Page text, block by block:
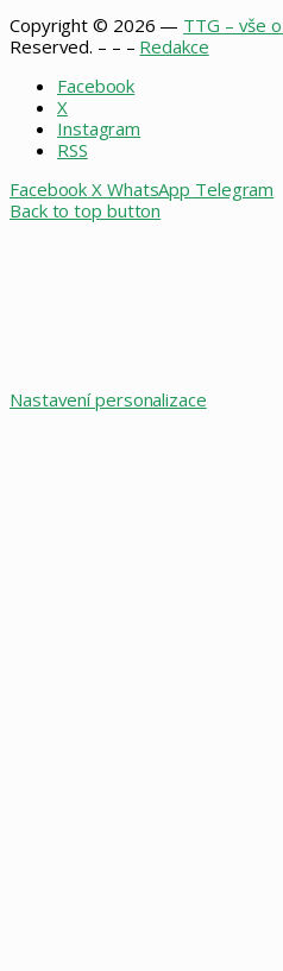
Copyright © 2026 — TTG – vše
Reserved. – – – Redakce
Facebook
X
Instagram
RSS
Facebook X WhatsApp Telegram
Back to top button
Nastavení personalizace